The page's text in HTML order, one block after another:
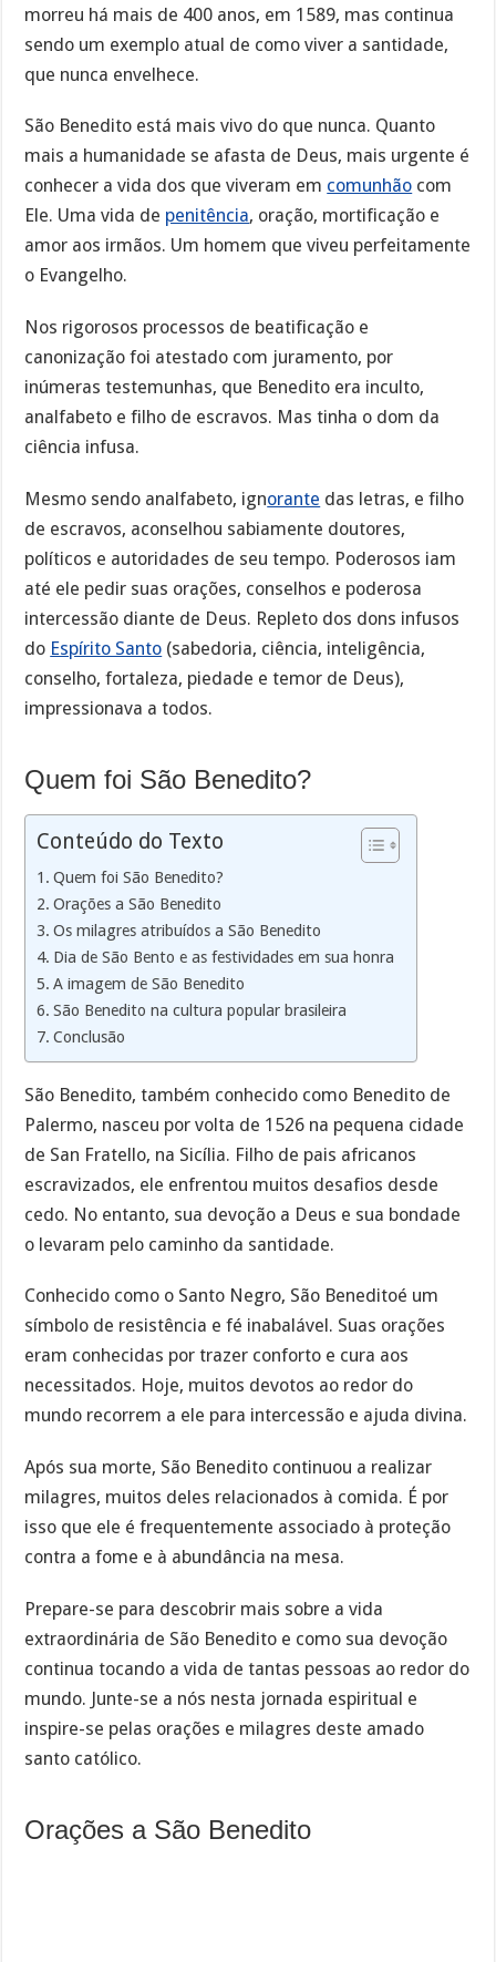
morreu há mais de 400 anos, em 1589, mas continua
sendo um exemplo atual de como viver a santidade,
que nunca envelhece.
São Benedito está mais vivo do que nunca. Quanto
mais a humanidade se afasta de Deus, mais urgente é
conhecer a vida dos que viveram em comunhão com
Ele. Uma vida de penitência, oração, mortificação e
amor aos irmãos. Um homem que viveu perfeitamente
o Evangelho.
Nos rigorosos processos de beatificação e
canonização foi atestado com juramento, por
inúmeras testemunhas, que Benedito era inculto,
analfabeto e filho de escravos. Mas tinha o dom da
ciência infusa.
Mesmo sendo analfabeto, ignorante das letras, e filho
de escravos, aconselhou sabiamente doutores,
políticos e autoridades de seu tempo. Poderosos iam
até ele pedir suas orações, conselhos e poderosa
intercessão diante de Deus. Repleto dos dons infusos
do Espírito Santo (sabedoria, ciência, inteligência,
conselho, fortaleza, piedade e temor de Deus),
impressionava a todos.
Quem foi São Benedito?
Conteúdo do Texto
Quem foi São Benedito?
Orações a São Benedito
Os milagres atribuídos a São Benedito
Dia de São Bento e as festividades em sua honra
A imagem de São Benedito
São Benedito na cultura popular brasileira
Conclusão
São Benedito, também conhecido como Benedito de
Palermo, nasceu por volta de 1526 na pequena cidade
de San Fratello, na Sicília. Filho de pais africanos
escravizados, ele enfrentou muitos desafios desde
cedo. No entanto, sua devoção a Deus e sua bondade
o levaram pelo caminho da santidade.
Conhecido como o Santo Negro, São Beneditoé um
símbolo de resistência e fé inabalável. Suas orações
eram conhecidas por trazer conforto e cura aos
necessitados. Hoje, muitos devotos ao redor do
mundo recorrem a ele para intercessão e ajuda divina.
Após sua morte, São Benedito continuou a realizar
milagres, muitos deles relacionados à comida. É por
isso que ele é frequentemente associado à proteção
contra a fome e à abundância na mesa.
Prepare-se para descobrir mais sobre a vida
extraordinária de São Benedito e como sua devoção
continua tocando a vida de tantas pessoas ao redor do
mundo. Junte-se a nós nesta jornada espiritual e
inspire-se pelas orações e milagres deste amado
santo católico.
Orações a São Benedito